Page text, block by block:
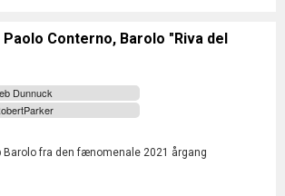
Paolo Conterno, Barolo "Riva del
Dunnuck
Barolo fra den fænomenale 2021 årgang